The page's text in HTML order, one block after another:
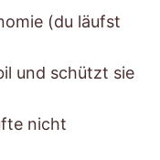
(du läufst
und schützt sie
nicht